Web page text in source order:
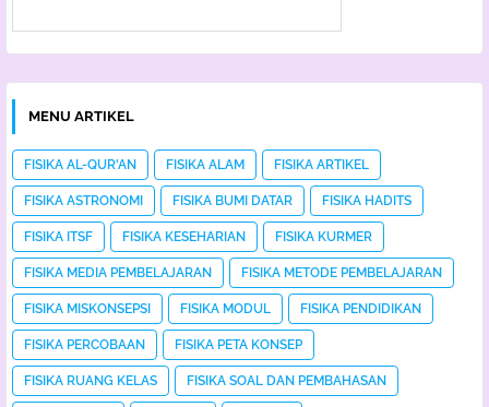
MENU ARTIKEL
FISIKA AL-QUR'AN FISIKA ALAM FISIKA ARTIKEL
FISIKA ASTRONOMI FISIKA BUMI DATAR FISIKA HADITS
FISIKA ITSF FISIKA KESEHARIAN FISIKA KURMER
FISIKA MEDIA PEMBELAJARAN FISIKA METODE PEMBELAJARAN
FISIKA MISKONSEPSI FISIKA MODUL FISIKA PENDIDIKAN
FISIKA PERCOBAAN FISIKA PETA KONSEP
FISIKA RUANG KELAS FISIKA SOAL DAN PEMBAHASAN